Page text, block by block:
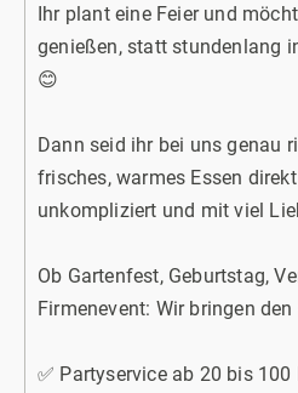
Ihr plant eine Feier und
genießen, statt stundenlang
😊
Dann seid ihr bei uns genau
frisches, warmes Essen
unkompliziert und mit viel
Ob Gartenfest, Geburtstag,
Firmenevent: Wir bringen
✅ Partyservice ab 20 bis 100